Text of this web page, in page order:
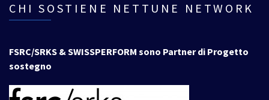
CHI SOSTIENE NETTUNE NETWORK
FSRC/SRKS & SWISSPERFORM sono Partner di Progetto
sostegno